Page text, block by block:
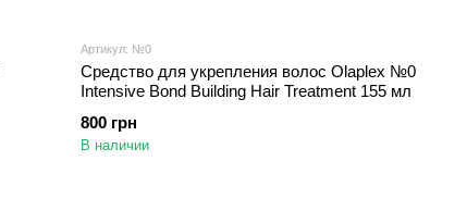
Артикул: №0
Cредство для укрепления волос Olaplex №0
Intensive Bond Building Hair Treatment 155 мл
800 грн
В наличии